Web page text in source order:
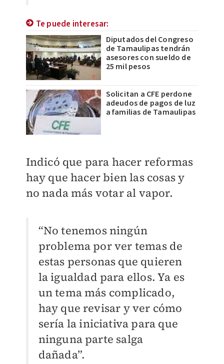
Te puede interesar:
Diputados del Congreso
de Tamaulipas tendrán
asesores con sueldo de
25 mil pesos
Solicitan a CFE perdone
adeudos de pagos de luz
a familias de Tamaulipas
Indicó que para hacer reformas
hay que hacer bien las cosas y
no nada más votar al vapor.
“No tenemos ningún
problema por ver temas de
estas personas que quieren
la igualdad para ellos. Ya es
un tema más complicado,
hay que revisar y ver cómo
sería la iniciativa para que
ninguna parte salga
dañada”.